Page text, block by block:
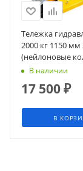
Тележка
2000 кг 1150 мм
(нейлоновые
В наличии
17 500₽
В